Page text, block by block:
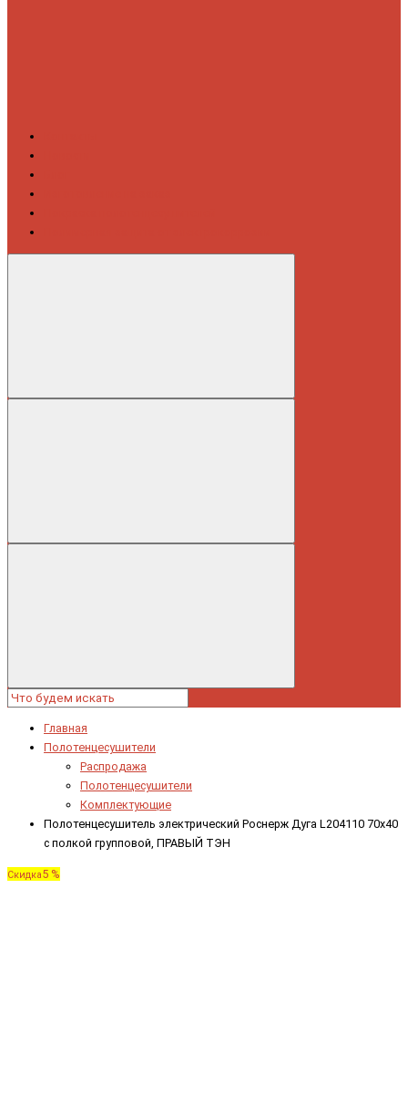
Главная
Полотенцесушители
Распродажа
Полотенцесушители
Комплектующие
Полотенцесушитель электрический Роснерж Дуга L204110 70x40
с полкой групповой, ПРАВЫЙ ТЭН
Скидка5 %